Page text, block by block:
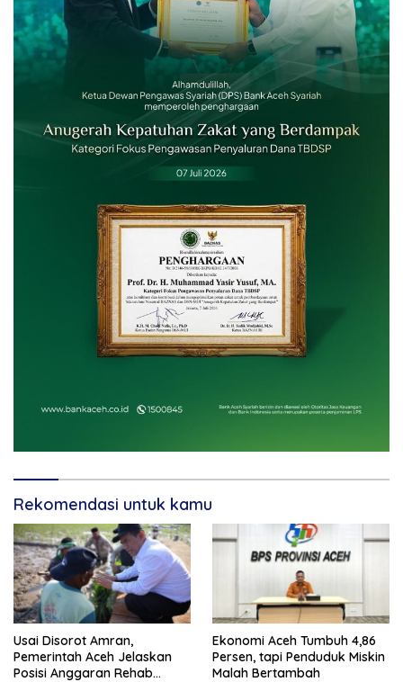
Rekomendasi untuk kamu
Usai Disorot Amran,
Pemerintah Aceh Jelaskan
Posisi Anggaran Rehab
Ekonomi Aceh Tumbuh 4,86
Persen, tapi Penduduk Miskin
Malah Bertambah